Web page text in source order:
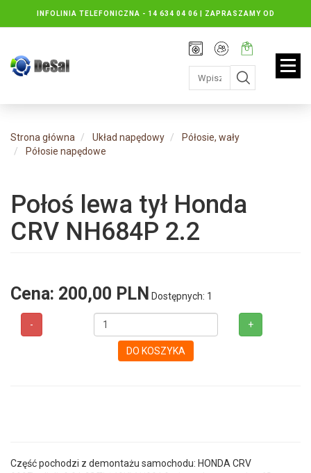
INFOLINIA TELEFONICZNA - 14 634 04 06 | ZAPRASZAMY OD
PONIEDZIAŁKU DO PIĄTKU : 8.30 DO 16.30, SOBOTY: 8.30 DO 13.00
Rejestracja
Moje
konto
Twój
koszyk:
jest
pusty
Strona główna Układ napędowy
Półosie, wały
Półosie napędowe
Połoś lewa tył Honda
CRV NH684P 2.2
Cena: 200,00 PLN Dostępnych: 1
- +
DO KOSZYKA
Część pochodzi z demontażu samochodu: HONDA CRV